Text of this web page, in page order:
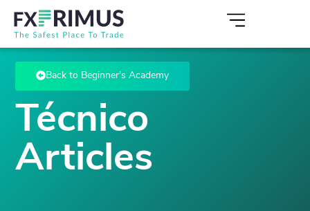
Back to Beginner's Academy
Técnico
Articles